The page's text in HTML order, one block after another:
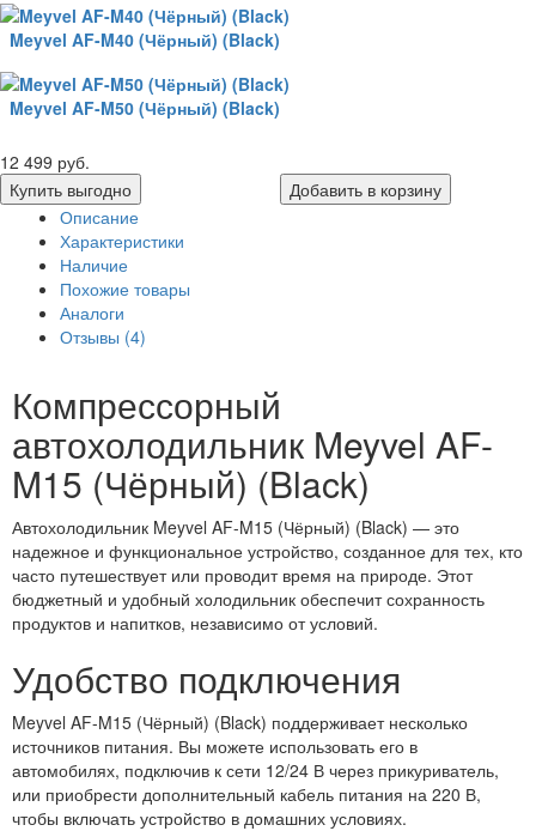
Meyvel AF-M40 (Чёрный) (Black)
Meyvel AF-M50 (Чёрный) (Black)
12 499 руб.
Купить выгодно
Добавить в корзину
Описание
Характеристики
Наличие
Похожие товары
Аналоги
Отзывы (4)
Компрессорный
автохолодильник Meyvel AF-
M15 (Чёрный) (Black)
Автохолодильник Meyvel AF-M15 (Чёрный) (Black) — это
надежное и функциональное устройство, созданное для тех, кто
часто путешествует или проводит время на природе. Этот
бюджетный и удобный холодильник обеспечит сохранность
продуктов и напитков, независимо от условий.
Удобство подключения
Meyvel AF-M15 (Чёрный) (Black) поддерживает несколько
источников питания. Вы можете использовать его в
автомобилях, подключив к сети 12/24 В через прикуриватель,
или приобрести дополнительный кабель питания на 220 В,
чтобы включать устройство в домашних условиях.